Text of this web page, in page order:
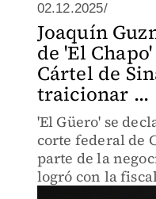
02.12.2025/
Joaquín
de 'El
Cártel de
traicionar ...
'El Güero' se
corte federal de
parte de la
logró con la